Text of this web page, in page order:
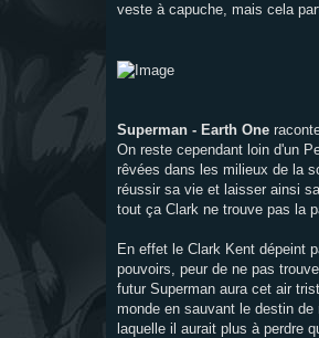
veste à capuche, mais cela
Superman - Earth One
On reste cependant loin d'un
rêvées dans les milieux de la
réussir sa vie et laisser ainsi
tout ça Clark ne trouve pas la
En effet le Clark Kent dépeint
pouvoirs, peur de ne pas
futur Superman aura cet air
monde en sauvant le destin
laquelle il aurait plus à perdre